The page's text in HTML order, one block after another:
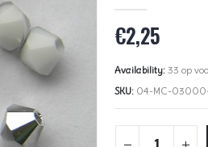
€2,25
Availability: 33 op
SKU: 04-MC-